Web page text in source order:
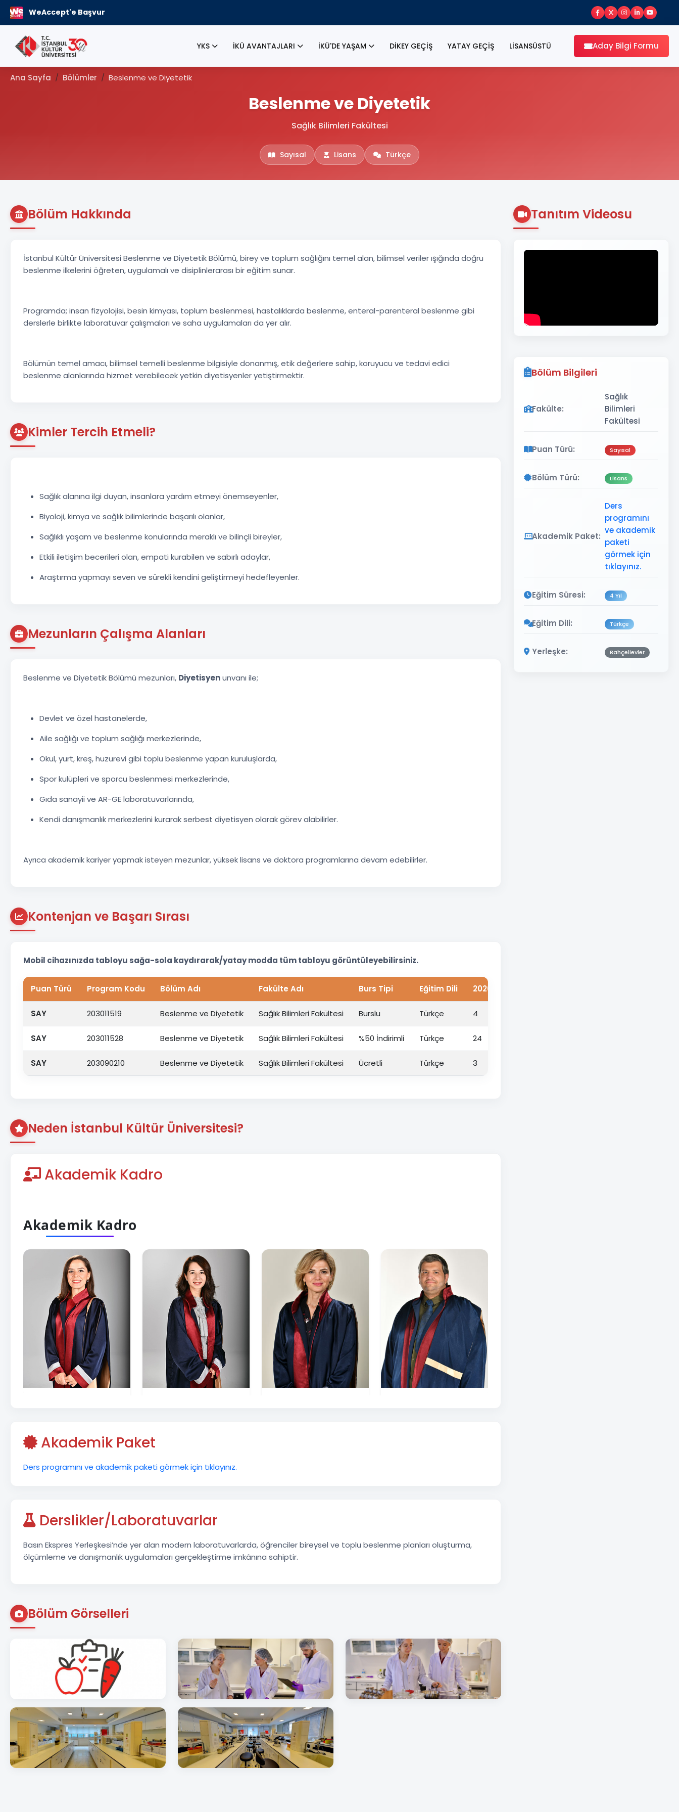
WeAccept'e Başvur
YKS İKÜ AVANTAJLARI İKÜ'DE YAŞAM DİKEY GEÇİŞ YATAY GEÇİŞ LİSANSÜSTÜ Aday Bilgi Formu
Ana Sayfa Bölümler Beslenme ve Diyetetik
Beslenme ve Diyetetik
Sağlık Bilimleri Fakültesi
Sayısal Lisans Türkçe
Bölüm Hakkında
İstanbul Kültür Üniversitesi Beslenme ve Diyetetik Bölümü, birey ve toplum sağlığını temel alan, bilimsel veriler ışığında doğru
beslenme ilkelerini öğreten, uygulamalı ve disiplinlerarası bir eğitim sunar.
Programda; insan fizyolojisi, besin kimyası, toplum beslenmesi, hastalıklarda beslenme, enteral-parenteral beslenme gibi
derslerle birlikte laboratuvar çalışmaları ve saha uygulamaları da yer alır.
Bölümün temel amacı, bilimsel temelli beslenme bilgisiyle donanmış, etik değerlere sahip, koruyucu ve tedavi edici
beslenme alanlarında hizmet verebilecek yetkin diyetisyenler yetiştirmektir.
Kimler Tercih Etmeli?
Sağlık alanına ilgi duyan, insanlara yardım etmeyi önemseyenler,
Biyoloji, kimya ve sağlık bilimlerinde başarılı olanlar,
Sağlıklı yaşam ve beslenme konularında meraklı ve bilinçli bireyler,
Etkili iletişim becerileri olan, empati kurabilen ve sabırlı adaylar,
Araştırma yapmayı seven ve sürekli kendini geliştirmeyi hedefleyenler.
Mezunların Çalışma Alanları
Beslenme ve Diyetetik Bölümü mezunları, Diyetisyenunvanı ile;
Devlet ve özel hastanelerde,
Aile sağlığı ve toplum sağlığı merkezlerinde,
Okul, yurt, kreş, huzurevi gibi toplu beslenme yapan kuruluşlarda,
Spor kulüpleri ve sporcu beslenmesi merkezlerinde,
Gıda sanayii ve AR-GE laboratuvarlarında,
Kendi danışmanlık merkezlerini kurarak serbest diyetisyen olarak görev alabilirler.
Ayrıca akademik kariyer yapmak isteyen mezunlar, yüksek lisans ve doktora programlarına devam edebilirler.
Kontenjan ve Başarı Sırası
Mobil cihazınızda tabloyu sağa-sola kaydırarak/yatay modda tüm tabloyu görüntüleyebilirsiniz.
Puan Türü Program Kodu Bölüm Adı Fakülte Adı Burs Tipi Eğitim Dili 2026 YKS Kontenjanı
SAY 203011519 Beslenme ve Diyetetik Sağlık Bilimleri Fakültesi Burslu Türkçe 4
SAY 203011528 Beslenme ve Diyetetik Sağlık Bilimleri Fakültesi %50 İndirimli Türkçe 24
SAY 203090210 Beslenme ve Diyetetik Sağlık Bilimleri Fakültesi Ücretli Türkçe 3
Neden İstanbul Kültür Üniversitesi?
Akademik Kadro
Akademik Paket
Ders programını ve akademik paketi görmek için tıklayınız.
Derslikler/Laboratuvarlar
Basın Ekspres Yerleşkesi’nde yer alan modern laboratuvarlarda, öğrenciler bireysel ve toplu beslenme planları oluşturma,
ölçümleme ve danışmanlık uygulamaları gerçekleştirme imkânına sahiptir.
Bölüm Görselleri
Tanıtım Videosu
Bölüm Bilgileri
Fakülte:
Sağlık
Bilimleri
Fakültesi
Puan Türü: Sayısal
Bölüm Türü: Lisans
Akademik Paket:
Ders
programını
ve akademik
paketi
görmek için
tıklayınız.
Eğitim Süresi: 4 Yıl
Eğitim Dili: Türkçe
Yerleşke: Bahçelievler